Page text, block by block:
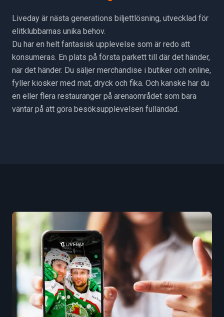
Liveday är nästa generations biljettlösning, utvecklad för
elitklubbarnas unika behov.
Du har en helt fantasisk upplevelse som är redo att
konsumeras. En plats på första parkett till där det händer,
när det händer. Du säljer merchandise i butiker och online,
fyller kiosker med mat, dryck och fika. Och kanske har du
en eller flera restauranger på arenaområdet som bara
väntar på att göra besöksupplevelsen fulländad.